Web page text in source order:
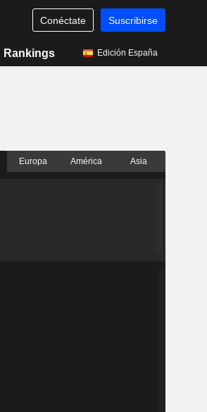
Conéctate Suscribirse
Rankings Edición España
Europa América Asia